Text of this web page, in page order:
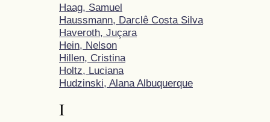
Haag, Samuel
Haussmann, Darclê Costa Silva
Haveroth, Juçara
Hein, Nelson
Hillen, Cristina
Holtz, Luciana
Hudzinski, Alana Albuquerque
I